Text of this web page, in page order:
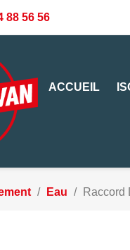
88 56 56
ACCUEIL
Eau Raccord